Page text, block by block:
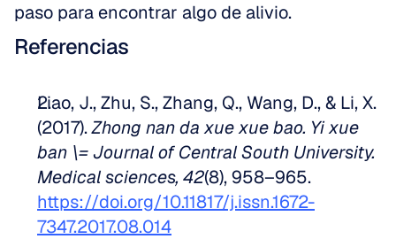
paso para encontrar algo de alivio.
Referencias
Liao, J., Zhu, S., Zhang, Q., Wang, D., & Li, X.
(2017). Zhong nan da xue xue bao. Yi xue
ban \= Journal of Central South University.
Medical sciences, 42
https://doi.org/10.11817/j.issn.1672-
7347.2017.08.014